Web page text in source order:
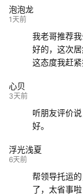
泡泡龙
1天前
我老哥推荐
好的，这次
这态度我赶
心贝
3天前
听朋友评价
好。
浮光浅夏
6天前
帮领导托运
了，太省事啦